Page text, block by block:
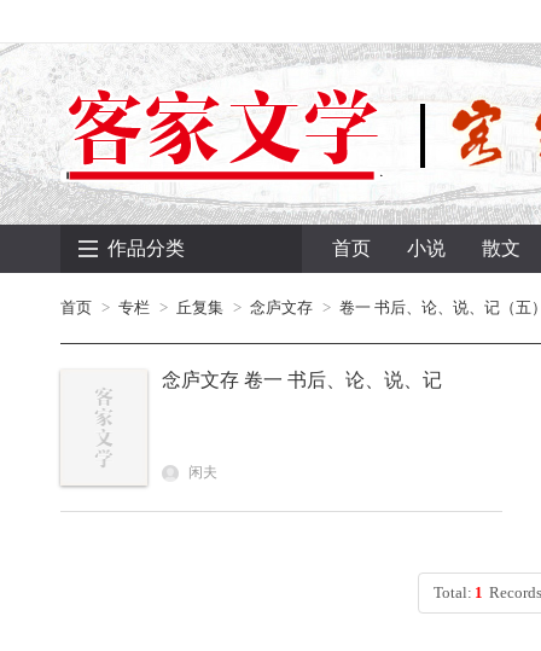
作品分类 首页 小说 散文
首页 专栏 丘复集 念庐文存 卷一 书后、论、说、记（五
念庐文存 卷一 书后、论、说、记
闲夫
Total: 1